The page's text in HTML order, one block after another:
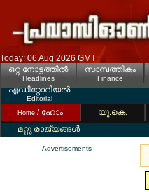
Today: 06 Aug 2026 GMT
ഒറ്റ നോട്ടത്തില്‍
Headlines
സാമ്പത്തികം
Finance
എഡിറ്റോറിയല്‍
Editorial
Home / ഹോം യൂ.കെ.
മറ്റു രാജ്യങ്ങള്‍
Advertisements